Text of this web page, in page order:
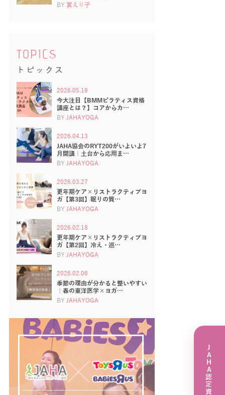
BY 宮えり子
TOPICS
トピックス
2026.05.19
今大注目【BMMピラティス資格
講座とは？】コアからカ…
BY JAHAYOGA
2026.04.13
JAHA協会のRYT200がいよいよ7
月開講｜土台から応用ま…
BY JAHAYOGA
2026.03.27
更年期ケア×リストラクティブヨ
ガ【第3回】眠りの質…
BY JAHAYOGA
2026.02.18
更年期ケア×リストラクティブヨ
ガ【第2回】冷え・巡…
BY JAHAYOGA
2026.02.06
季節の理由が分かると整いやすい
｜春の東洋医学×ヨガ…
BY JAHAYOGA